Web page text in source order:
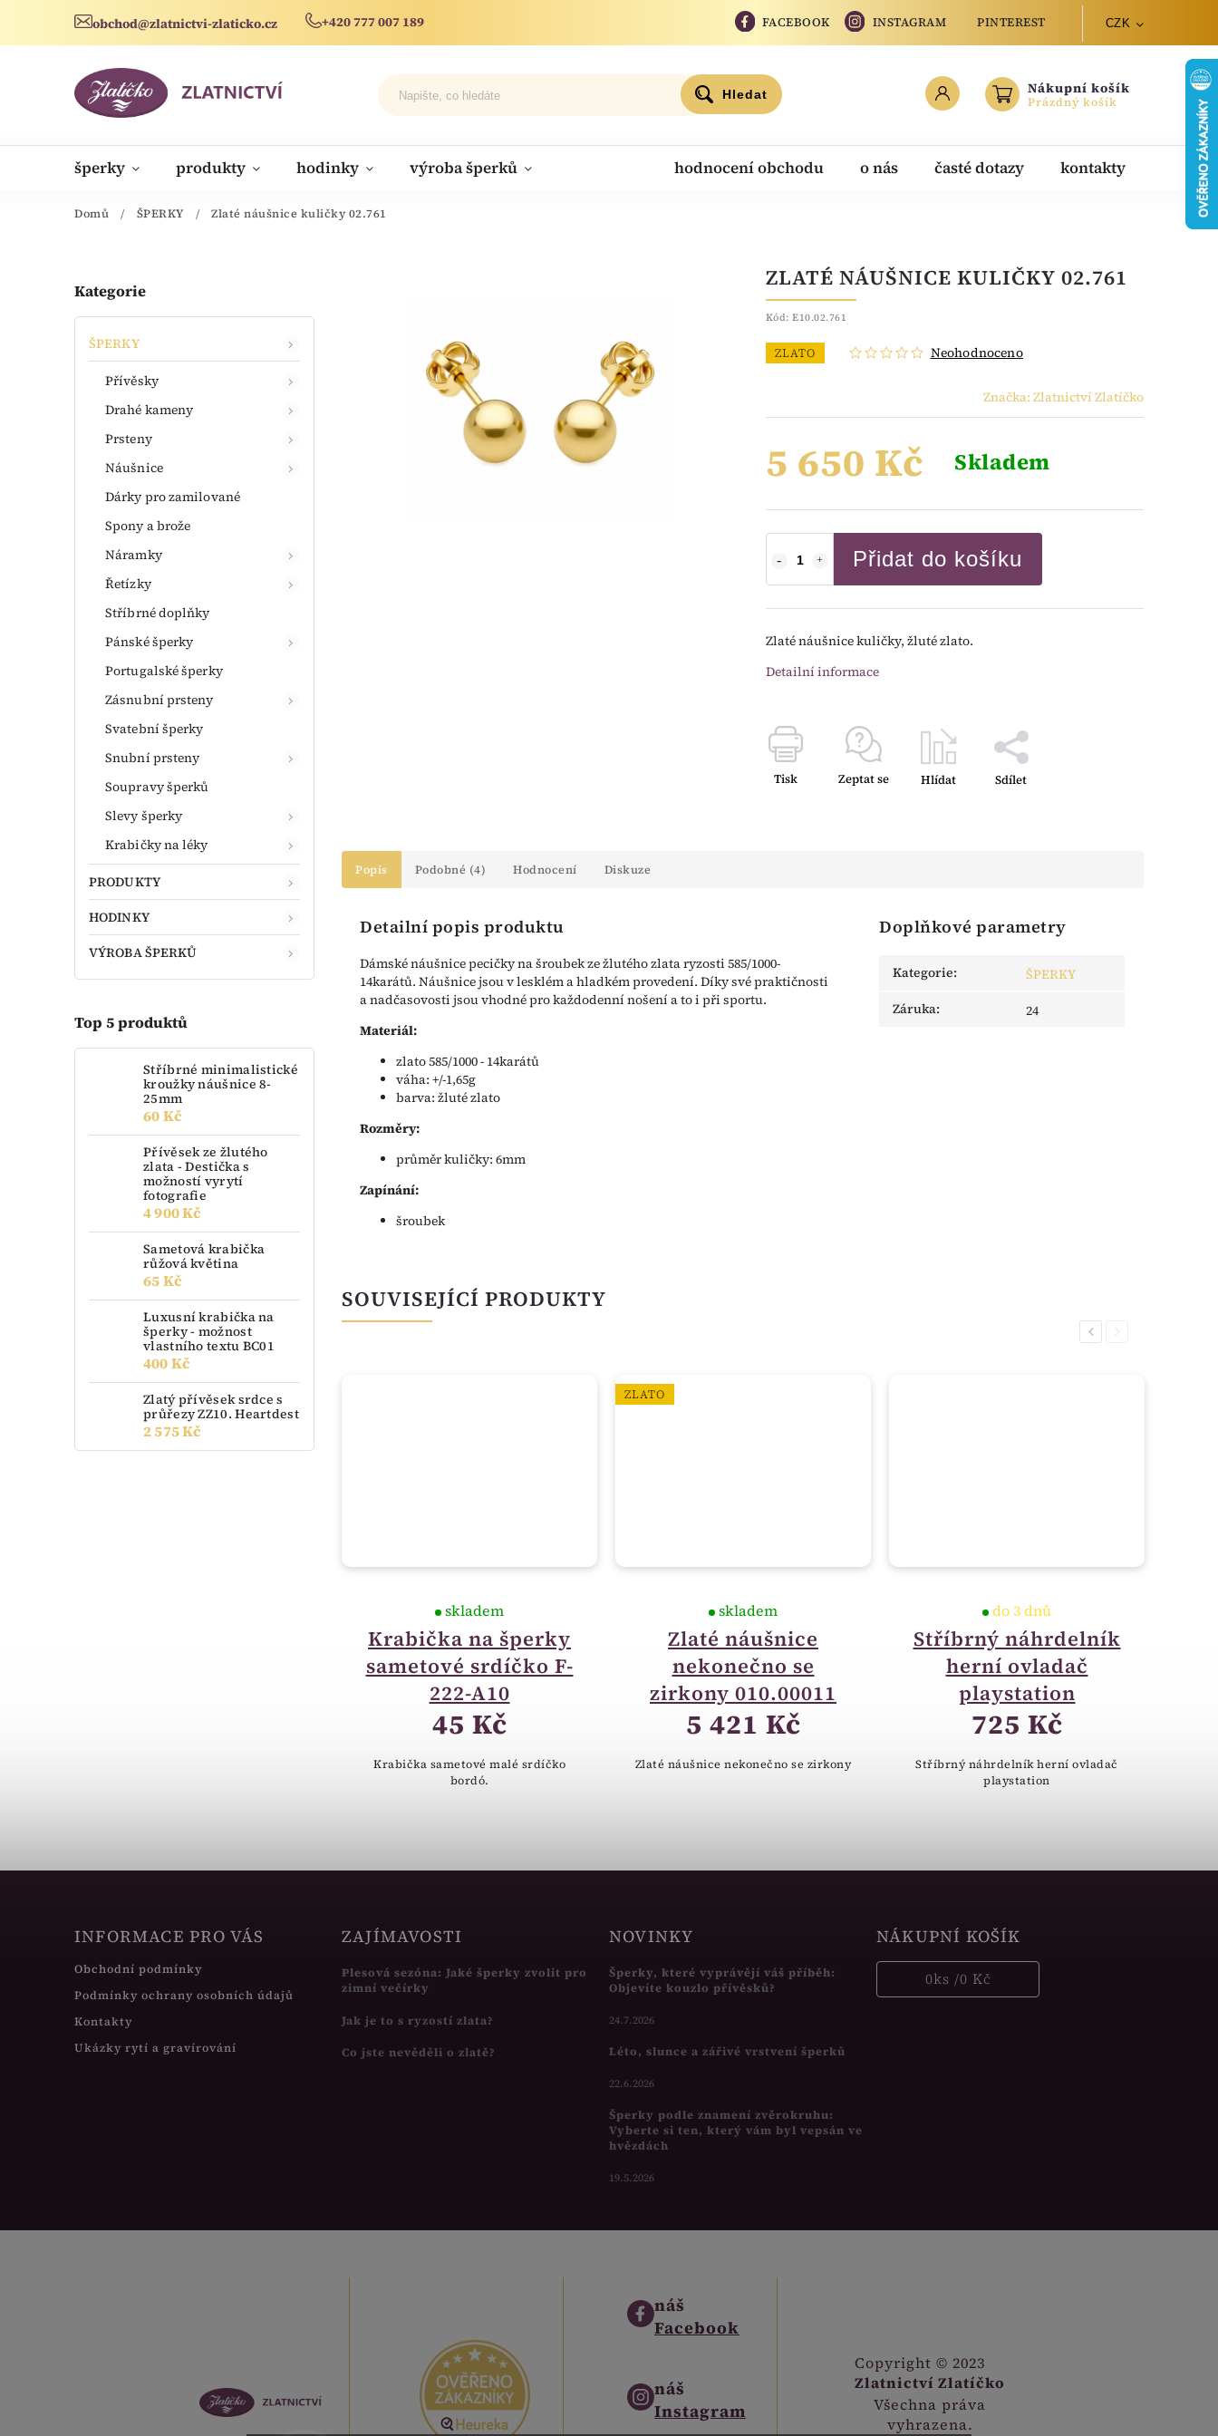
obchod@zlatnictvi-zlaticko.cz +420 777 007 189 FACEBOOK INSTAGRAM PINTEREST CZK
Hledat Nákupní košík
Prázdný košík
šperky produkty hodinky výroba šperků hodnocení obchodu o nás časté dotazy kontakty
novinky
Domů / ŠPERKY / Zlaté náušnice kuličky 02.761
Kategorie
ŠPERKY
Přívěsky
Drahé kameny
Prsteny
Náušnice
Dárky pro zamilované
Spony a brože
Náramky
Řetízky
Stříbrné doplňky
Pánské šperky
Portugalské šperky
Zásnubní prsteny
Svatební šperky
Snubní prsteny
Soupravy šperků
Slevy šperky
Krabičky na léky
PRODUKTY
HODINKY
VÝROBA ŠPERKŮ
Top 5 produktů
Stříbrné minimalistické
kroužky náušnice 8-
25mm
60 Kč
Přívěsek ze žlutého
zlata - Destička s
možností vyrytí
fotografie
4 900 Kč
Sametová krabička
růžová květina
65 Kč
Luxusní krabička na
šperky - možnost
vlastního textu BC01
400 Kč
Zlatý přívěsek srdce s
průřezy ZZ10. Heartdest
2 575 Kč
ZLATÉ NÁUŠNICE KULIČKY 02.761
Kód: E10.02.761
ZLATO Neohodnoceno
Značka: Zlatnictví Zlatíčko
5 650 Kč Skladem
Přidat do košíku
Zlaté náušnice kuličky, žluté zlato.
Detailní informace
Tisk Zeptat se Hlídat Sdílet
Popis Podobné (4) Hodnocení Diskuze
Detailní popis produktu
Dámské náušnice pecičky na šroubek ze žlutého zlata ryzosti 585/1000-
14karátů. Náušnice jsou v lesklém a hladkém provedení. Díky své praktičnosti
a nadčasovosti jsou vhodné pro každodenní nošení a to i při sportu.
Materiál:
zlato 585/1000 - 14karátů
váha: +/-1,65g
barva: žluté zlato
Rozměry:
průměr kuličky: 6mm
Zapínání:
šroubek
Doplňkové parametry
Kategorie:
ŠPERKY
Záruka: 24
SOUVISEJÍCÍ PRODUKTY
Previous
Krabička na šperky
sametové srdíčko F-
222-A10
skladem
45 Kč
Krabička sametové malé srdíčko
bordó.
ZLATO
Zlaté náušnice
nekonečno se
zirkony 010.00011
skladem
5 421 Kč
Zlaté náušnice nekonečno se zirkony
Stříbrný náhrdelník
herní ovladač
playstation
do 3 dnů
725 Kč
Stříbrný náhrdelník herní ovladač
playstation
Next
INFORMACE PRO VÁS
Obchodní podmínky
Podmínky ochrany osobních údajů
Kontakty
Ukázky rytí a gravírování
ZAJÍMAVOSTI
Plesová sezóna: Jaké šperky zvolit pro
zimní večírky
Jak je to s ryzostí zlata?
Co jste nevěděli o zlatě?
NOVINKY
Šperky, které vyprávějí váš příběh:
Objevíte kouzlo přívěsků?
24.7.2026
Léto, slunce a zářivé vrstvení šperků
22.6.2026
Šperky podle znamení zvěrokruhu:
Vyberte si ten, který vám byl vepsán ve
hvězdách
19.5.2026
NÁKUPNÍ KOŠÍK
0ks /0 Kč
náš
Facebook
náš
Instagram
Copyright © 2023
Zlatnictví Zlatíčko
Všechna práva
vyhrazena.